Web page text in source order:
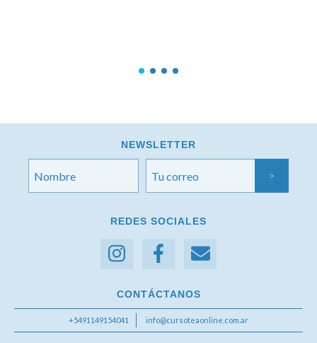
NEWSLETTER
REDES SOCIALES
CONTÁCTANOS
+5491149154041 info@cursoteaonline.com.ar